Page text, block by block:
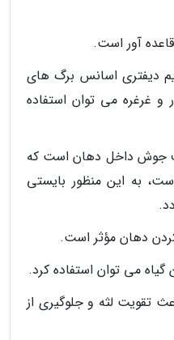
آور است.
دیفتری اسانس برگ های
و غرغره می توان استفاده
جوش داخل دهان است که
به این منظور بایستی
دهان مؤثر است.
می توان استفاده کرد.
تقویت لثه و جلوگیری از